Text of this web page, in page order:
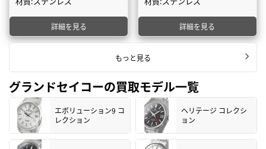
詳細を見る 詳細を見る
もっと見る
グランドセイコーの買取モデル一覧
エボリューション9 コ
レクション
ヘリテージ コレクシ
ョン